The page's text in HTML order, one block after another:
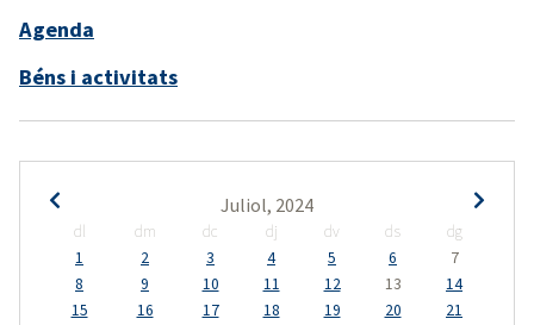
Agenda
Béns i activitats
Juliol, 2024
dl dm dc dj dv ds
dg
1
2 3 4 5 6
7
8
9 10 11 12 13
14
15
16 17 18 19 20
21